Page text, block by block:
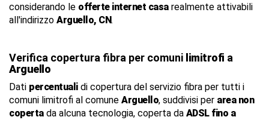
considerando le offerte internet casarealmente attivabili
all'indirizzo Arguello, CN.
Verifica copertura fibra per comuni limitrofi a
Arguello
Dati percentualidi copertura del servizio fibra per tutti i
comuni limitrofi al comune Arguello, suddivisi per area non
copertada alcuna tecnologia, coperta da ADSL fino a